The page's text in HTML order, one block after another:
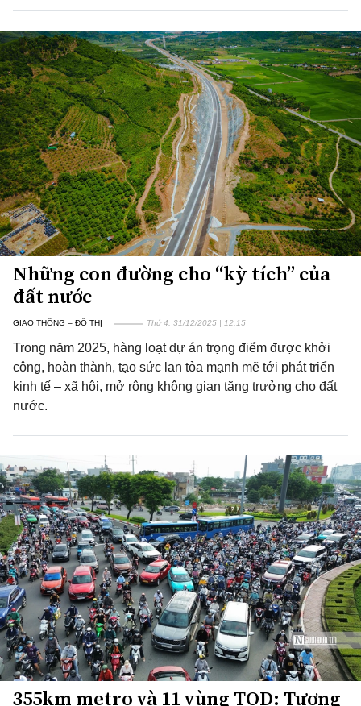
Những con đường cho “kỳ tích” của
đất nước
GIAO THÔNG – ĐÔ THỊ Thứ 4, 31/12/2025 | 12:15
Trong năm 2025, hàng loạt dự án trọng điểm được khởi
công, hoàn thành, tạo sức lan tỏa mạnh mẽ tới phát triển
kinh tế – xã hội, mở rộng không gian tăng trưởng cho đất
nước.
355km metro và 11 vùng TOD: Tương